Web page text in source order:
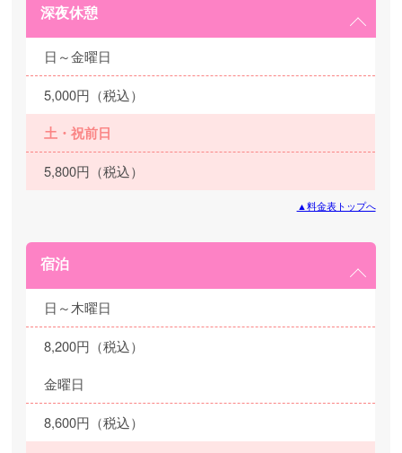
深夜休憩
日～金曜日
5,000円（税込）
土・祝前日
5,800円（税込）
▲料金表トップへ
宿泊
日～木曜日
8,200円（税込）
金曜日
8,600円（税込）